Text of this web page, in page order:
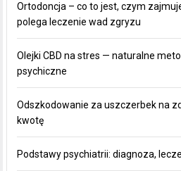
Ortodoncja – co to jest, czym
polega leczenie wad zgryzu
Olejki CBD na stres — naturalne
psychiczne
Odszkodowanie za uszczerbek na
kwotę
Podstawy psychiatrii: diagnoza,